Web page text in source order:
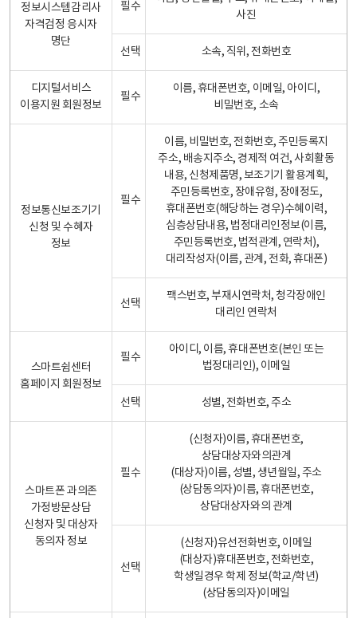
정보시스템감리사
자격검정 응시자
명단
필수
사진
선택 소속, 직위, 전화번호
디지털서비스
이용지원 회원정보
필수
이름, 휴대폰번호, 이메일, 아이디,
비밀번호, 소속
정보통신보조기기
신청 및 수혜자
정보
필수
이름, 비밀번호, 전화번호, 주민등록지
주소, 배송지주소, 경제적 여건, 사회활동
내용, 신청제품명, 보조기기 활용계획,
주민등록번호, 장애유형, 장애정도,
휴대폰번호(해당하는 경우)수혜이력,
심층상담내용, 법정대리인정보(이름,
주민등록번호, 법적관계, 연락처),
대리작성자(이름, 관계, 전화, 휴대폰)
선택
팩스번호, 부재시연락처, 청각장애인
대리인 연락처
스마트쉼센터
홈페이지 회원정보
필수
아이디, 이름, 휴대폰번호(본인 또는
법정대리인), 이메일
선택 성별, 전화번호, 주소
스마트폰 과의존
가정방문상담
신청자 및 대상자
동의자 정보
필수
(신청자)이름, 휴대폰번호,
상담대상자와의관계
(대상자)이름, 성별, 생년월일, 주소
(상담동의자)이름, 휴대폰번호,
상담대상자와의 관계
선택
(신청자)유선전화번호, 이메일
(대상자)휴대폰번호, 전화번호,
학생일경우 학제 정보(학교/학년)
(상담동의자)이메일